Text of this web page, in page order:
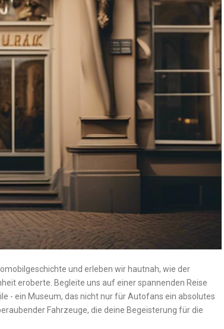
und erleben wir⁣ hautnah, wie der
eroberte.⁣ Begleite uns‌ auf einer spannenden Reise
⁢- ein ‌Museum, das ⁢nicht nur für​ Autofans ein absolutes
Fahrzeuge, die⁣ deine Begeisterung für die